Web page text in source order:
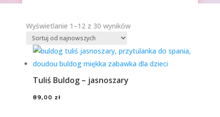
Wyświetlanie 1–12 z 30 wynikówPosortowane
najnowszych
Tuliś Buldog – jasnoszary
89,00 zł